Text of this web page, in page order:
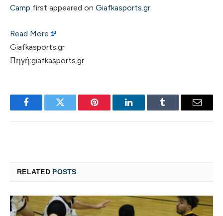
Camp first appeared on Giafkasports.gr.
Read More
Giafkasports.gr
Πηγή:giafkasports.gr
FacebookTwitter Pinterest LinkedInTumblr Email
RELATED POSTS